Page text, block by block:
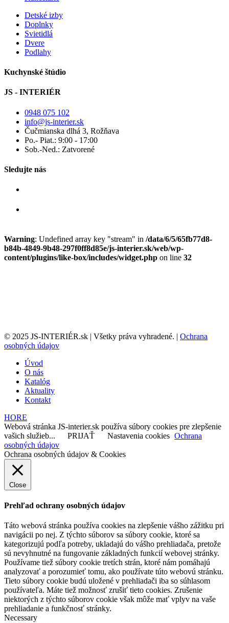
Detské izby
Doplnky
Svietidlá
Dvere
Podlahy
Kuchynské štúdio
JS - INTERIÉR
0948 075 102
info@js-interier.sk
Čučmianska dlhá 3, Rožňava
Po.- Piat.: 9:00 - 17:00
Sob.-Ned.: Zatvorené
Sledujte nás
Warning: Undefined array key "stream" in /data/6/5/65fb77d8-
b84b-4849-9b48-297f0ff8d85e/js-interier.sk/web/wp-
content/plugins/like-box/includes/widget.php on line 32
© 2025 JS-INTERIÉR.sk | Všetky práva vyhradené. | Ochrana
osobných údajov
Úvod
O nás
Katalóg
Aktuality
Kontakt
HORE
Webová stránka JS-interier.sk používa súbory cookies pre zlepšenie
vašich služieb...
PRIJAŤ Nastavenia cookies Ochrana
osobných údajov
Ochrana osobných údajov & Cookies
Close
Prehľad ochrany osobných údajov
Táto webová stránka používa cookies na zlepšenie vášho zážitku pri
navigácii po nej. Z týchto súborov sa súbory cookie, ktoré sa
kategorizujú podľa potreby, ukladajú do vášho prehliadača, pretože
sú nevyhnutné na fungovanie základných funkcií webovej stránky.
Používame tiež súbory cookie tretích strán, ktoré nám pomáhajú
analyzovať a porozumieť tomu, ako používate túto webovú stránku.
Tieto súbory cookie budú uložené v prehliadači iba so súhlasom
používateľa. Máte tiež možnosť zrušiť tieto cookies. Zrušenie
niektorých z týchto súborov cookie však môže mať vplyv na vaše
prehliadanie a funkčnosť stránky.
Necessary